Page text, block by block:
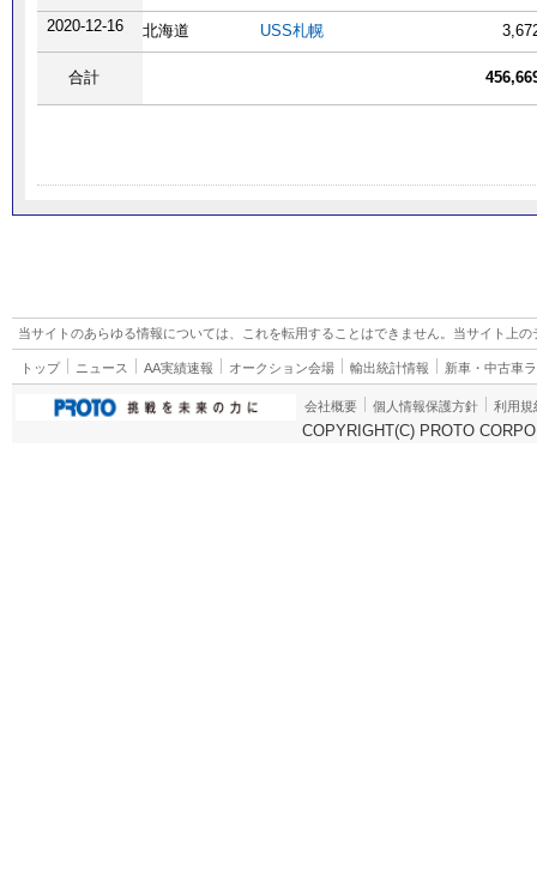
2020-12-16
北海道 USS札幌
合計
当サイトのあらゆる情報については、これを転用することはできません。当サイト上
トップ ニュース AA実績速報 オークション会場 輸出統計情報 新車・中古車
会社概要 個人情報保護方針 利用規
COPYRIGHT(C) PROTO